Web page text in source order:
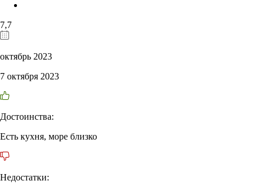
7,7
октябрь 2023
7 октября 2023
Достоинства:
Есть кухня, море близко
Недостатки: